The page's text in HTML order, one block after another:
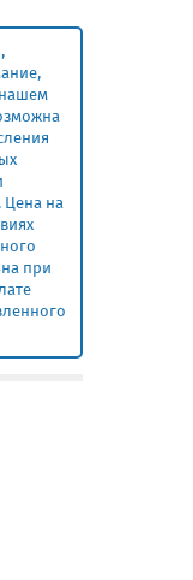
нашем
Цена на
при